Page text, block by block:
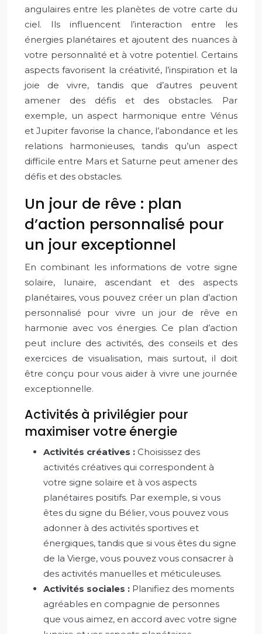
angulaires entre les planètes de votre carte du
ciel. Ils influencent l’interaction entre les
énergies planétaires et ajoutent des nuances à
votre personnalité et à votre potentiel. Certains
aspects favorisent la créativité, l’inspiration et la
joie de vivre, tandis que d’autres peuvent
amener des défis et des obstacles. Par
exemple, un aspect harmonique entre Vénus
et Jupiter favorise la chance, l’abondance et les
relations harmonieuses, tandis qu’un aspect
difficile entre Mars et Saturne peut amener des
défis et des obstacles.
Un jour de rêve : plan
d’action personnalisé pour
un jour exceptionnel
En combinant les informations de votre signe
solaire, lunaire, ascendant et des aspects
planétaires, vous pouvez créer un plan d’action
personnalisé pour vivre un jour de rêve en
harmonie avec vos énergies. Ce plan d’action
peut inclure des activités, des conseils et des
exercices de visualisation, mais surtout, il doit
être conçu pour vous aider à vivre une journée
exceptionnelle.
Activités à privilégier pour
maximiser votre énergie
Activités créatives : Choisissez des
activités créatives qui correspondent à
votre signe solaire et à vos aspects
planétaires positifs. Par exemple, si vous
êtes du signe du Bélier, vous pouvez vous
adonner à des activités sportives et
énergiques, tandis que si vous êtes du signe
de la Vierge, vous pouvez vous consacrer à
des activités manuelles et méticuleuses.
Activités sociales : Planifiez des moments
agréables en compagnie de personnes
que vous aimez, en accord avec votre signe